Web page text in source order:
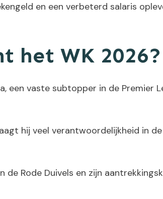
en een verbeterd salaris
het WK 2026?
vaste subtopper in de Premier
hij veel verantwoordelijkheid in
Rode Duivels en zijn